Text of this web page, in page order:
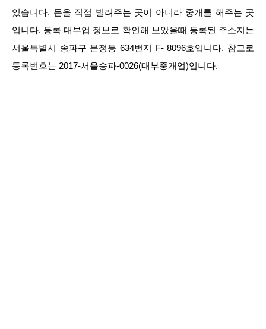
있습니다. 돈을 직접 빌려주는 곳이 아니라 중개를 해주는 곳
입니다. 등록 대부업 정보로 확인해 보았을때 등록된 주소지는
서울특별시 송파구 문정동 634번지 F- 8096호입니다. 참고로
등록번호는 2017-서울송파-0026(대부중개업)입니다.